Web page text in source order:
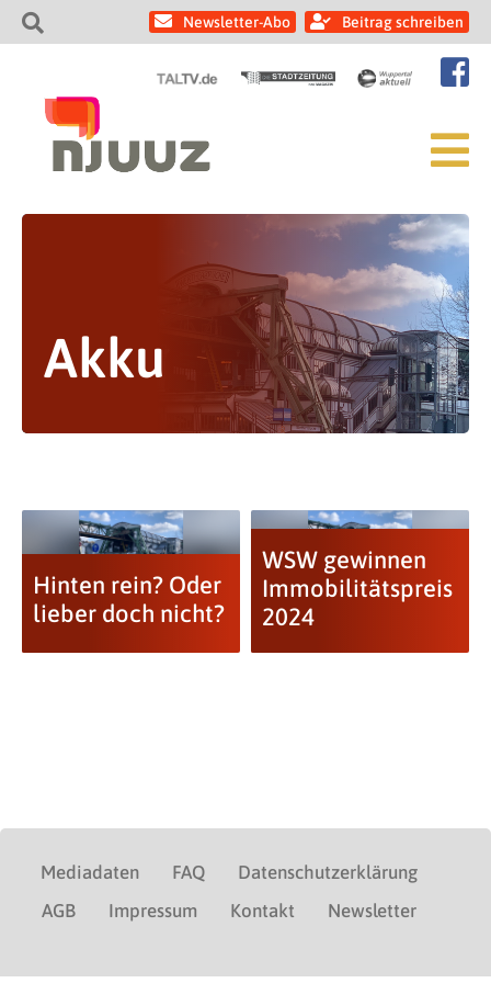
Newsletter-Abo Beitrag schreiben
Akku
Hinten rein? Oder
lieber doch nicht?
WSW gewinnen
Immobilitätspreis
2024
Mediadaten FAQ
Datenschutzerklärung
AGB
Impressum Kontakt Newsletter